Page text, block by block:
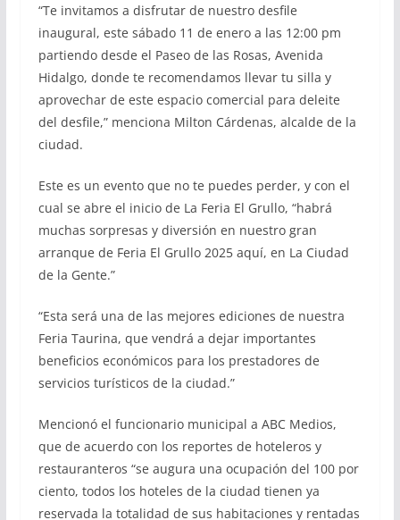
“Te invitamos a disfrutar de nuestro desfile
inaugural, este sábado 11 de enero a las 12:00 pm
partiendo desde el Paseo de las Rosas, Avenida
Hidalgo, donde te recomendamos llevar tu silla y
aprovechar de este espacio comercial para deleite
del desfile,” menciona Milton Cárdenas, alcalde de la
ciudad.
Este es un evento que no te puedes perder, y con el
cual se abre el inicio de La Feria El Grullo, “habrá
muchas sorpresas y diversión en nuestro gran
arranque de Feria El Grullo 2025 aquí, en La Ciudad
de la Gente.”
“Esta será una de las mejores ediciones de nuestra
Feria Taurina, que vendrá a dejar importantes
beneficios económicos para los prestadores de
servicios turísticos de la ciudad.”
Mencionó el funcionario municipal a ABC Medios,
que de acuerdo con los reportes de hoteleros y
restauranteros “se augura una ocupación del 100 por
ciento, todos los hoteles de la ciudad tienen ya
reservada la totalidad de sus habitaciones y rentadas